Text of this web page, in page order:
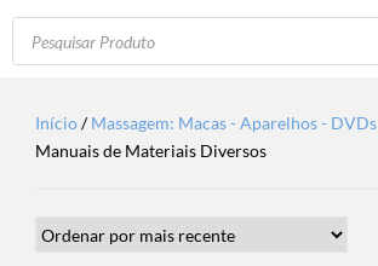
Início/Massagem: Macas - Aparelhos - DVDs
Manuais de Materiais Diversos